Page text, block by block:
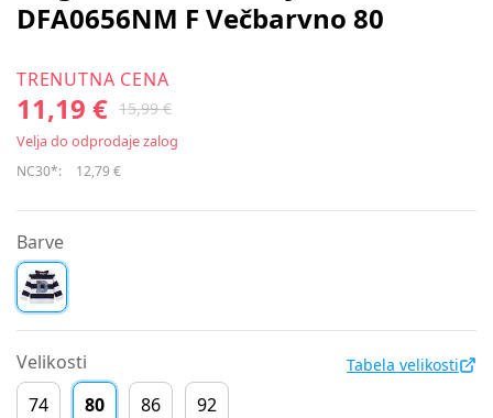
DFA0656NM F Večbarvno 80
TRENUTNA CENA
11,19 € 15,99 €
Velja do odprodaje zalog
NC30*: 12,79 €
Barve
Velikosti Tabela velikosti
74 80 86 92